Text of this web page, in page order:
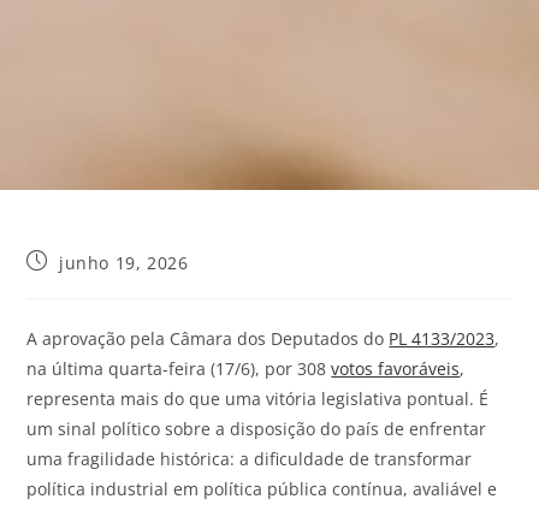
junho 19, 2026
A aprovação pela Câmara dos Deputados do PL 4133/2023,
na última quarta-feira (17/6), por 308votos favoráveis,
representa mais do que uma vitória legislativa pontual. É
um sinal político sobre a disposição do país de enfrentar
uma fragilidade histórica: a dificuldade de transformar
política industrial em política pública contínua, avaliável e